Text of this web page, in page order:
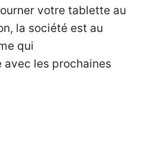
votre tablette au
la société est au
qui
les prochaines